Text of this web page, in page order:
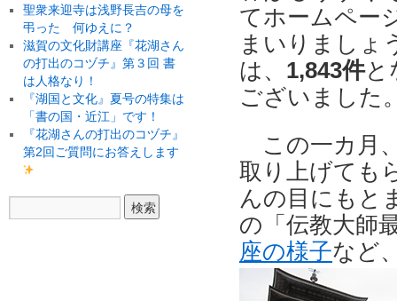
てホームペー
まいりましょ
は、 1,843件と
ございました
この一カ月
取り上げても
んの目にもと
の「伝教大師
座の様子など
聖衆来迎寺は浅野長吉の母を
弔った 何ゆえに？
滋賀の文化財講座『花湖さん
の打出のコヅチ』第３回 書
は人格なり！
『湖国と文化』夏号の特集は
「書の国・近江」です！
『花湖さんの打出のコヅチ』
第2回ご質問にお答えします